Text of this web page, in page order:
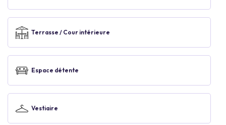
Terrasse / Cour intérieure
Espace détente
Vestiaire